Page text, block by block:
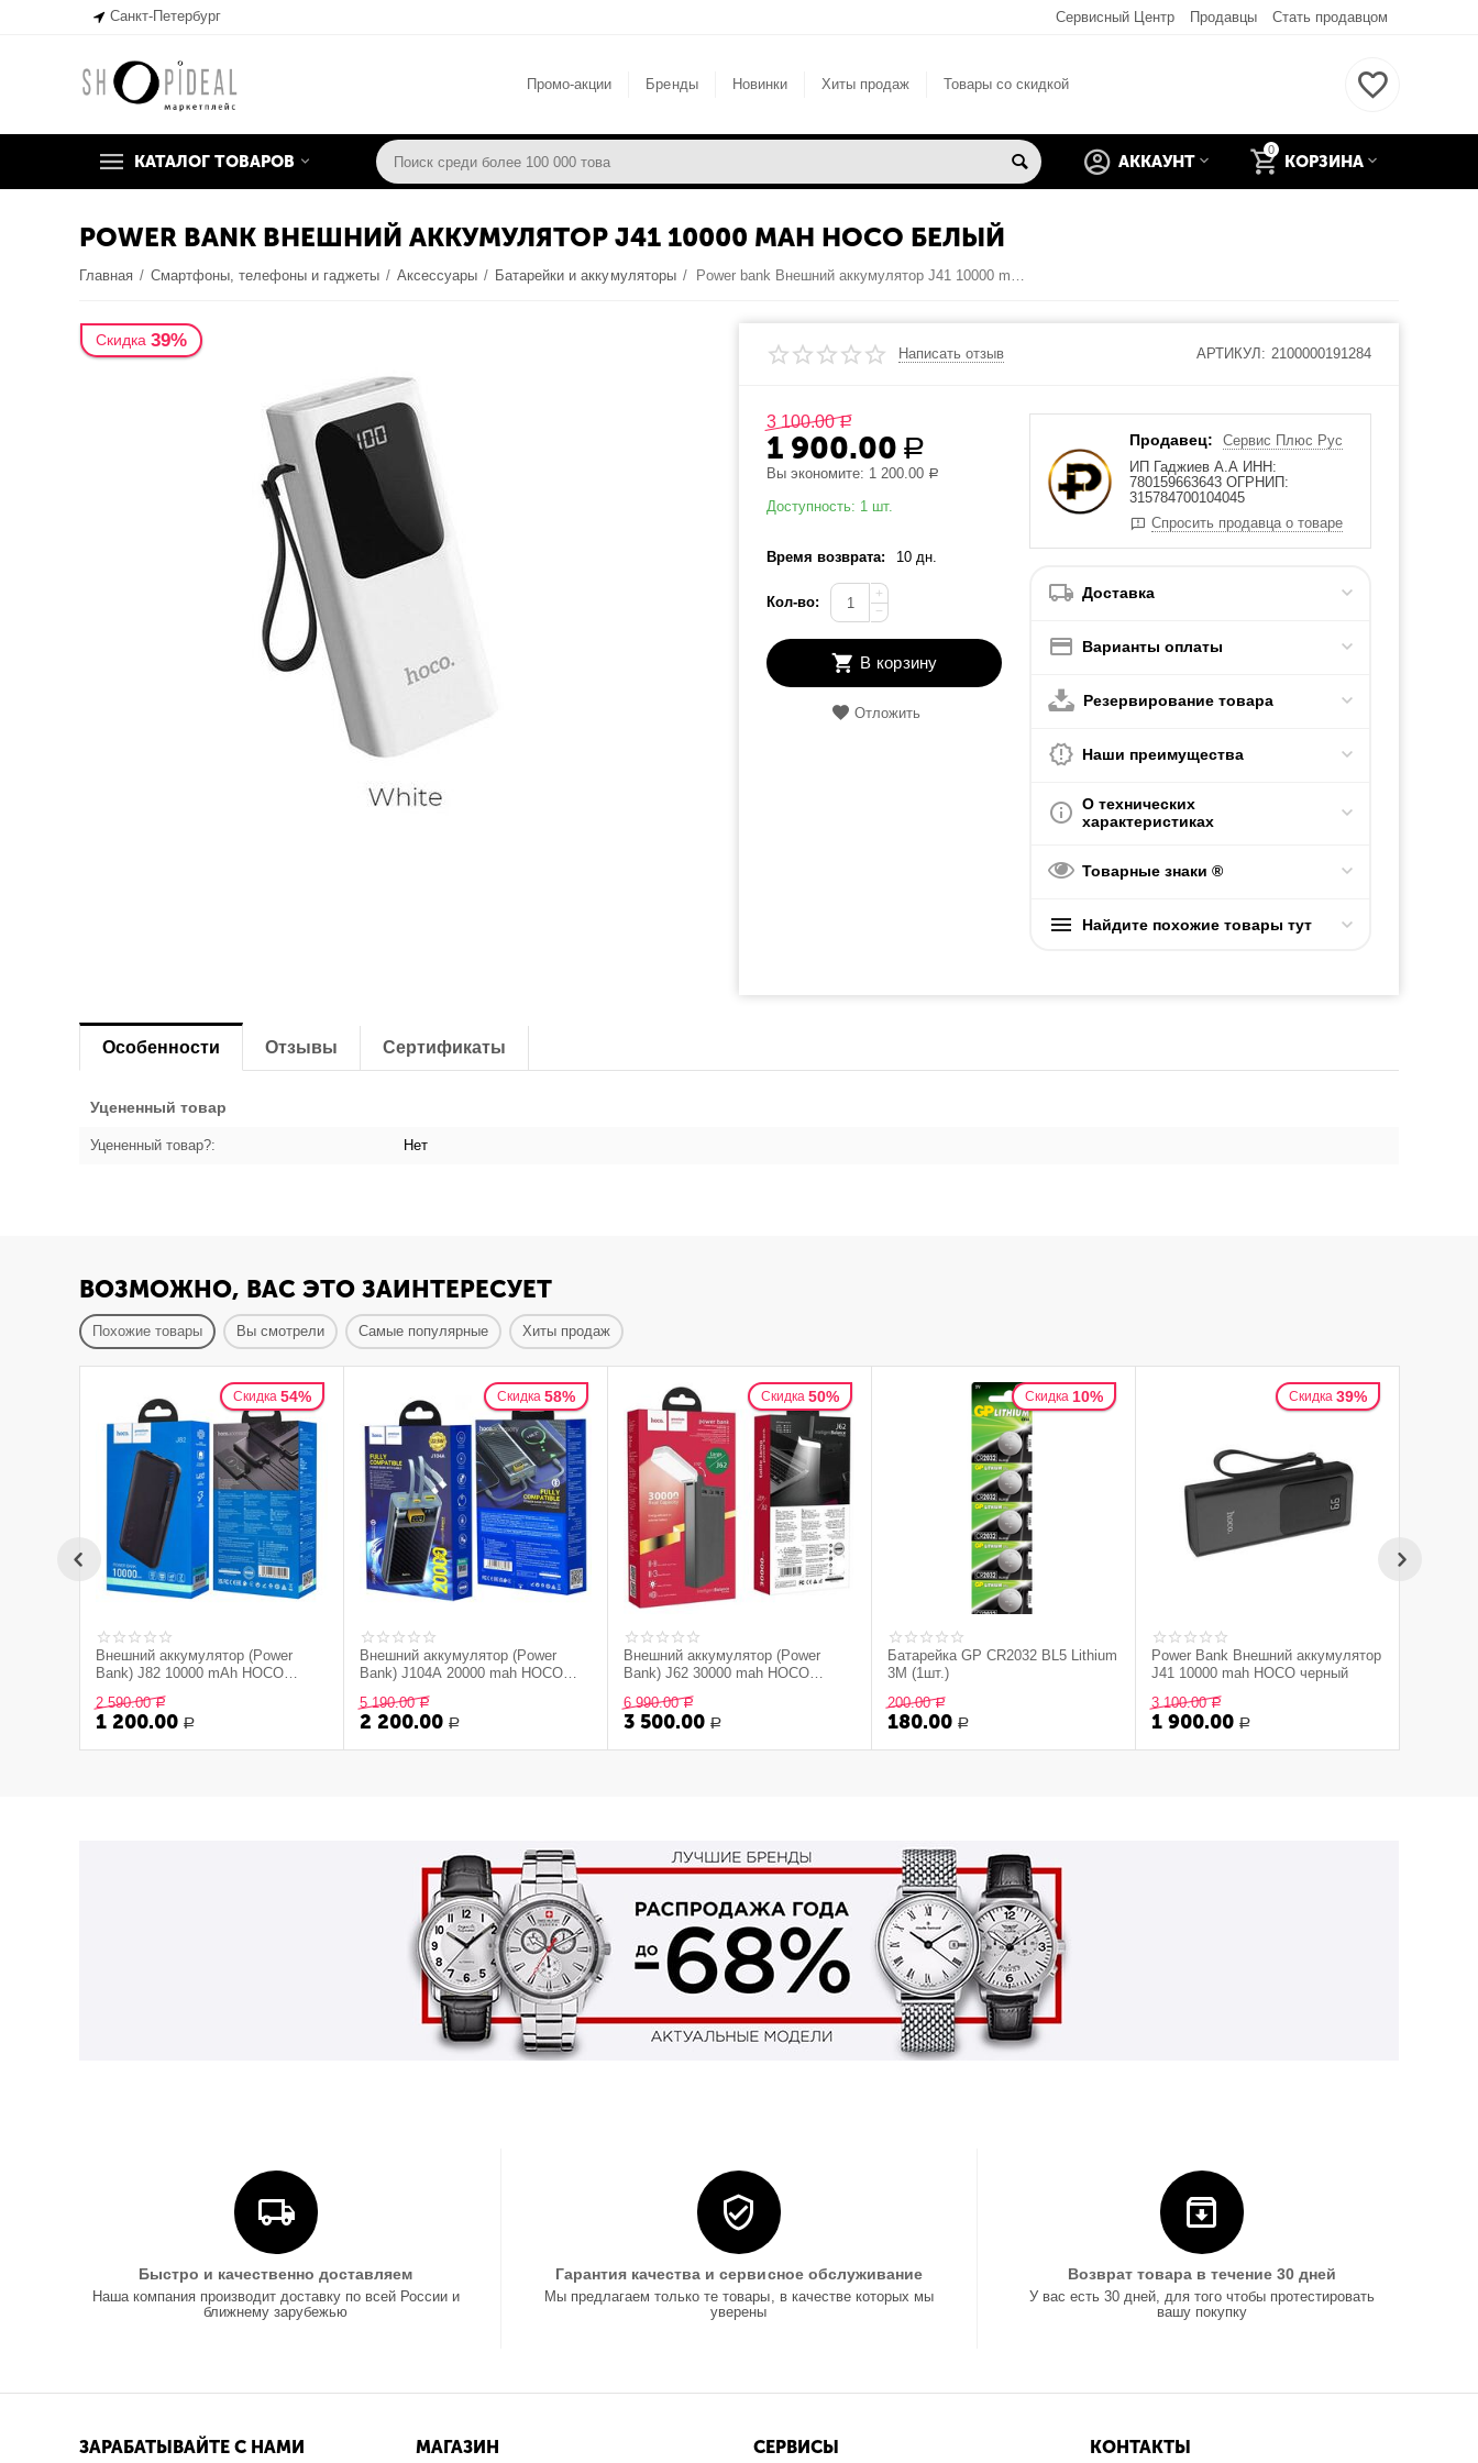
Санкт-Петербург Сервисный Центр Продавцы Стать продавцом
Промо-акции Бренды Новинки Хиты продаж Товары со скидкой
КАТАЛОГ ТОВАРОВ
0
КОРЗИНА
АККАУНТ
POWER BANK ВНЕШНИЙ АККУМУЛЯТОР J41 10000 MAH HOCO БЕЛЫЙ
Главная / Смартфоны, телефоны и гаджеты / Аксессуары / Батарейки и аккумуляторы / Power bank Внешний аккумулятор J41 10000 mah HOCO белый
Скидка 39%
Написать отзыв АРТИКУЛ: 2100000191284
3 100.00 Р
1 900.00 Р
Вы экономите: 1 200.00 Р
Доступность: 1 шт.
Время возврата: 10 дн.
Кол-во:
+
−
В корзину
Отложить
Продавец:
Сервис Плюс Рус
ИП Гаджиев А.А ИНН:
780159663643 ОГРНИП:
315784700104045
Спросить продавца о товаре
Доставка
Варианты оплаты
Резервирование товара
Наши преимущества
О технических
характеристиках
Товарные знаки ®
Найдите похожие товары тут
Особенности Отзывы Сертификаты
Уцененный товар
Уцененный товар?: Нет
ВОЗМОЖНО, ВАС ЭТО ЗАИНТЕРЕСУЕТ
Похожие товары Вы смотрели Самые популярные Хиты продаж
Скидка 54%
Внешний аккумулятор (Power
Bank) J82 10000 mAh HOCO
2 590.00 Р
1 200.00 Р
Скидка 58%
Внешний аккумулятор (Power
Bank) J104A 20000 mah HOCO
5 190.00 Р
2 200.00 Р
Скидка 50%
Внешний аккумулятор (Power
Bank) J62 30000 mah HOCO
6 990.00 Р
3 500.00 Р
Скидка 10%
Батарейка GP CR2032 BL5 Lithium
3М (1шт.)
200.00 Р
180.00 Р
Скидка 39%
Power Bank Внешний аккумулятор
J41 10000 mah HOCO черный
3 100.00 Р
1 900.00 Р
Быстро и качественно доставляем
Наша компания производит доставку по всей России и
ближнему зарубежью
Гарантия качества и сервисное обслуживание
Мы предлагаем только те товары, в качестве которых мы
уверены
Возврат товара в течение 30 дней
У вас есть 30 дней, для того чтобы протестировать
вашу покупку
ЗАРАБАТЫВАЙТЕ С НАМИ МАГАЗИН СЕРВИСЫ КОНТАКТЫ